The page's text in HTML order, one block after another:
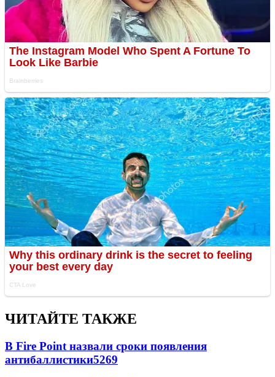
ЧИТАЙТЕ ТАКЖЕ
В Fire Point назвали сроки появления
антибаллистики5269